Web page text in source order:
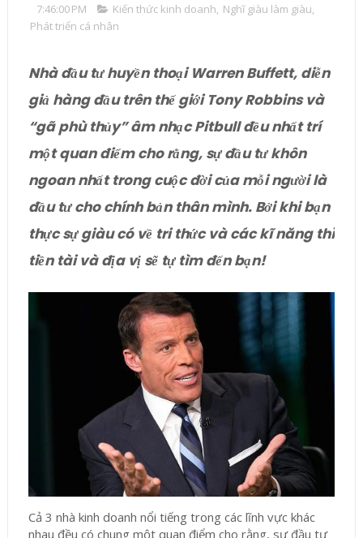
7:46:00 PM Kiến thức kinh doanh, Nghĩ giàu làm giàu,
Phát triển cá nhân
Nhà đầu tư huyền thoại Warren Buffett, diễn
giả hàng đầu trên thế giới Tony Robbins và
“gã phù thủy” âm nhạc Pitbull đều nhất trí
một quan điểm cho rằng, sự đầu tư khôn
ngoan nhất trong cuộc đời của mỗi người là
đầu tư cho chính bản thân mình. Bởi khi bạn
thực sự giàu có về tri thức và các kĩ năng thì
tiền tài và địa vị sẽ tự tìm đến bạn!
Cả 3 nhà kinh doanh nổi tiếng trong các lĩnh vực khác
nhau đều có chung một quan điểm cho rằng, sự đầu tư